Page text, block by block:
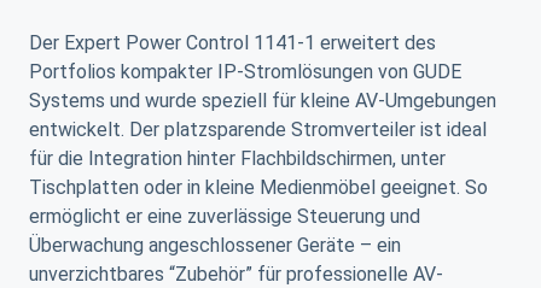
Der Expert Power Control 1141-1 erweitert des
Portfolios kompakter IP-Stromlösungen von GUDE
Systems und wurde speziell für kleine AV-Umgebungen
entwickelt. Der platzsparende Stromverteiler ist ideal
für die Integration hinter Flachbildschirmen, unter
Tischplatten oder in kleine Medienmöbel geeignet. So
ermöglicht er eine zuverlässige Steuerung und
Überwachung angeschlossener Geräte – ein
unverzichtbares “Zubehör” für professionelle AV-